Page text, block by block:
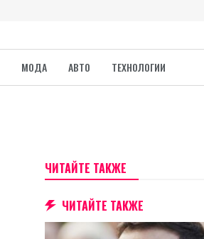
МОДА АВТО ТЕХНОЛОГИИ
ЧИТАЙТЕ ТАКЖЕ
ЧИТАЙТЕ ТАКЖЕ